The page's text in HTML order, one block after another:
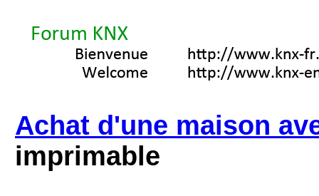
Achat d'une maison
imprimable